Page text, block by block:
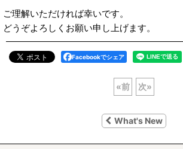
ご理解いただければ幸いです。
どうぞよろしくお願い申し上げます。
Facebookでシェア
«前 次»
What's New